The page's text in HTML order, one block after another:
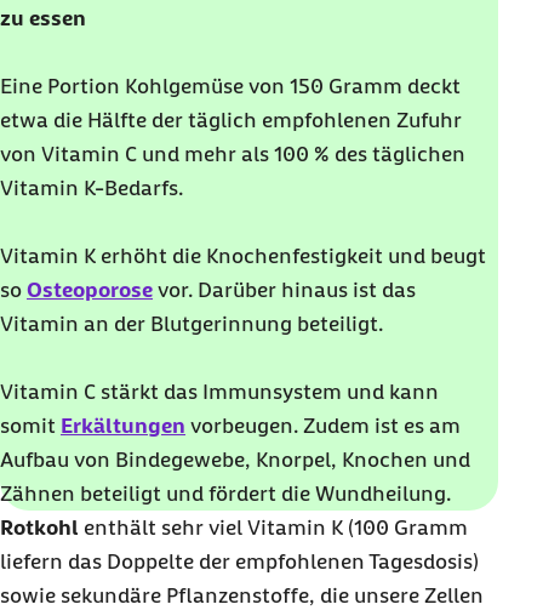
zu essen
Eine Portion Kohlgemüse von 150 Gramm deckt
etwa die Hälfte der täglich empfohlenen Zufuhr
von Vitamin C und mehr als 100 % des täglichen
Vitamin K-Bedarfs.
Vitamin K erhöht die Knochenfestigkeit und beugt
so Osteoporose vor. Darüber hinaus ist das
Vitamin an der Blutgerinnung beteiligt.
Vitamin C stärkt das Immunsystem und kann
somit Erkältungen vorbeugen. Zudem ist es am
Aufbau von Bindegewebe, Knorpel, Knochen und
Zähnen beteiligt und fördert die Wundheilung.
Rotkohl enthält sehr viel Vitamin K (100 Gramm
liefern das Doppelte der empfohlenen Tagesdosis)
sowie sekundäre Pflanzenstoffe, die unsere Zellen